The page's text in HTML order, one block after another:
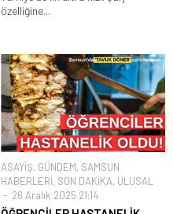
özelliğine...
ASAYİŞ, GÜNDEM, SAMSUN
HABERLERİ, SON DAKİKA, ULUSAL
26 Aralık 2025 21:14